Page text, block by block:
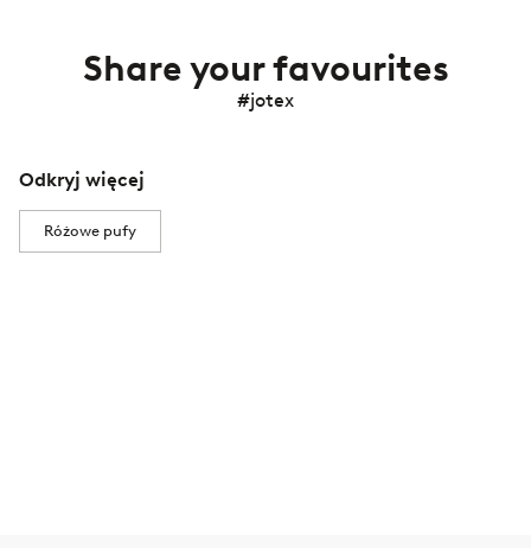
Share your favourites
#jotex
Odkryj więcej
Różowe pufy